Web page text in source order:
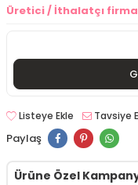
Üretici / İthalatçı firma
Listeye Ekle Tavsiye
Paylaş
Ürüne Özel